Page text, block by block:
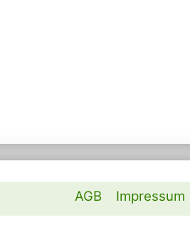
Impressum
AGB